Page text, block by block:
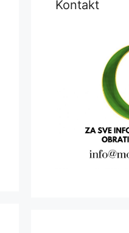
Kontakt